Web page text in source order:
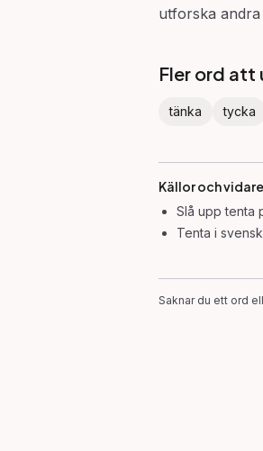
utforska
Fler ord att
tänka tycka
Källor och
Slå upptenta
Tenta i
Saknar du ett ord